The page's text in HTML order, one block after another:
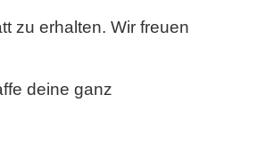
zu erhalten. Wir freuen
deine ganz